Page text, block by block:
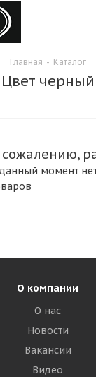
Главная - Каталог
Цвет черный
сожалению,
момент
О компании
О нас
Новости
Вакансии
Видео